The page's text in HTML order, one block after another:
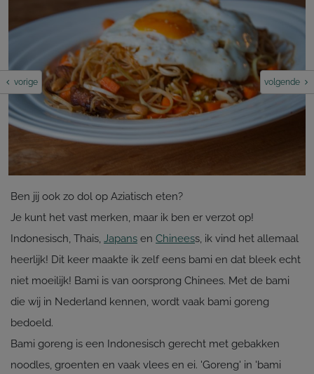
vorige volgende
Ben jij ook zo dol op Aziatisch eten?
Je kunt het vast merken, maar ik ben er verzot op!
Indonesisch, Thais, Japans en Chineess, ik vind het allemaal
heerlijk! Dit keer maakte ik zelf eens bami en dat bleek echt
niet moeilijk! Bami is van oorsprong Chinees. Met de bami
die wij in Nederland kennen, wordt vaak bami goreng
bedoeld.
Bami goreng is een Indonesisch gerecht met gebakken
noodles, groenten en vaak vlees en ei. 'Goreng' in 'bami